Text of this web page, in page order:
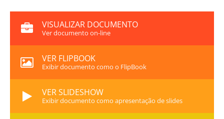
VISUALIZAR DOCUMENTO
Ver documento on-line
VER FLIPBOOK
Exibir documento como o FlipBook
VER SLIDESHOW
Exibir documento como apresentação de slides